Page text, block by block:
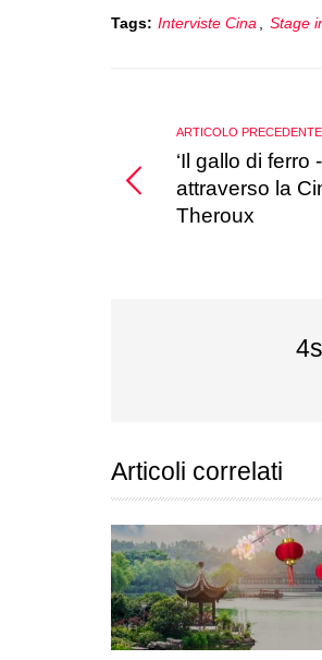
Tags: Interviste Cina Stage
ARTICOLO PRECEDENTE
‘Il gallo di ferro
attraverso la
Theroux
Articoli correlati